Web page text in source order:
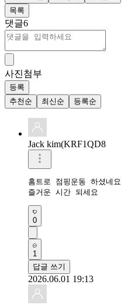
목록
댓글6
사진첨부
등록
추천순
최신순 등록순
Jack kim(KRF1QD8
홈트로 점핑운동 하셨네요
즐거운 시간 되세요
0
1
답글 쓰기
2026.06.01 19:13